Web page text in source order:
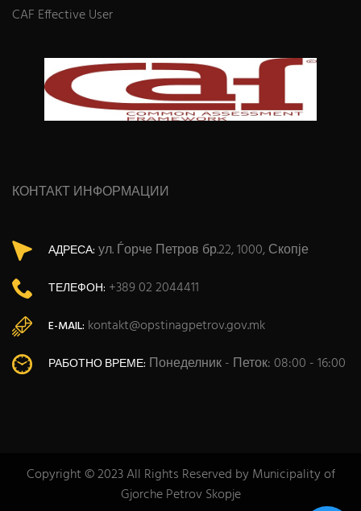
CAF Effective User
КОНТАКТ ИНФОРМАЦИИ
АДРЕСА: ул. Ѓорче Петров бр.22, 1000, Скопје
ТЕЛЕФОН: +389 02 2044411
E-MAIL: kontakt@opstinagpetrov.gov.mk
РАБОТНО ВРЕМЕ: Понеделник - Петок: 08:00 - 16:00
Copyright © 2023 All Rights Reserved by Municipality of
Gjorche Petrov Skopje